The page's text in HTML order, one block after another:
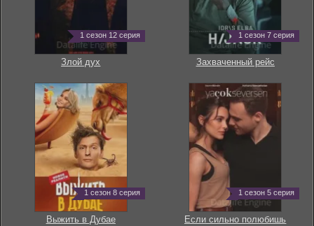
1 сезон 12 серия
Злой дух
1 сезон 7 серия
Захваченный рейс
1 сезон 8 серия
Выжить в Дубае
1 сезон 5 серия
Если сильно полюбишь